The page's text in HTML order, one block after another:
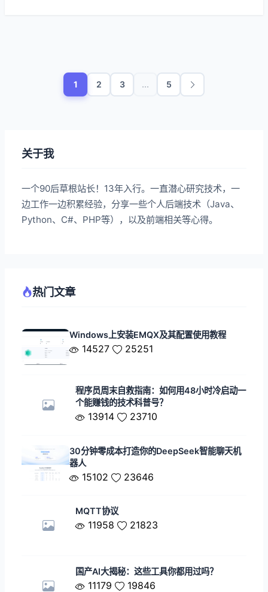
1 2 3 ... 5
关于我
一个90后草根站长！13年入行。一直潜心研究技术，一
边工作一边积累经验，分享一些个人后端技术（Java、
Python、C#、PHP等），以及前端相关等心得。
热门文章
Windows上安装EMQX及其配置使用教程
14527 25251
程序员周末自救指南：如何用48小时冷启动一
个能赚钱的技术科普号？
13914 23710
30分钟零成本打造你的DeepSeek智能聊天机
器人
15102 23646
MQTT协议
11958 21823
国产AI大揭秘：这些工具你都用过吗？
11179 19846